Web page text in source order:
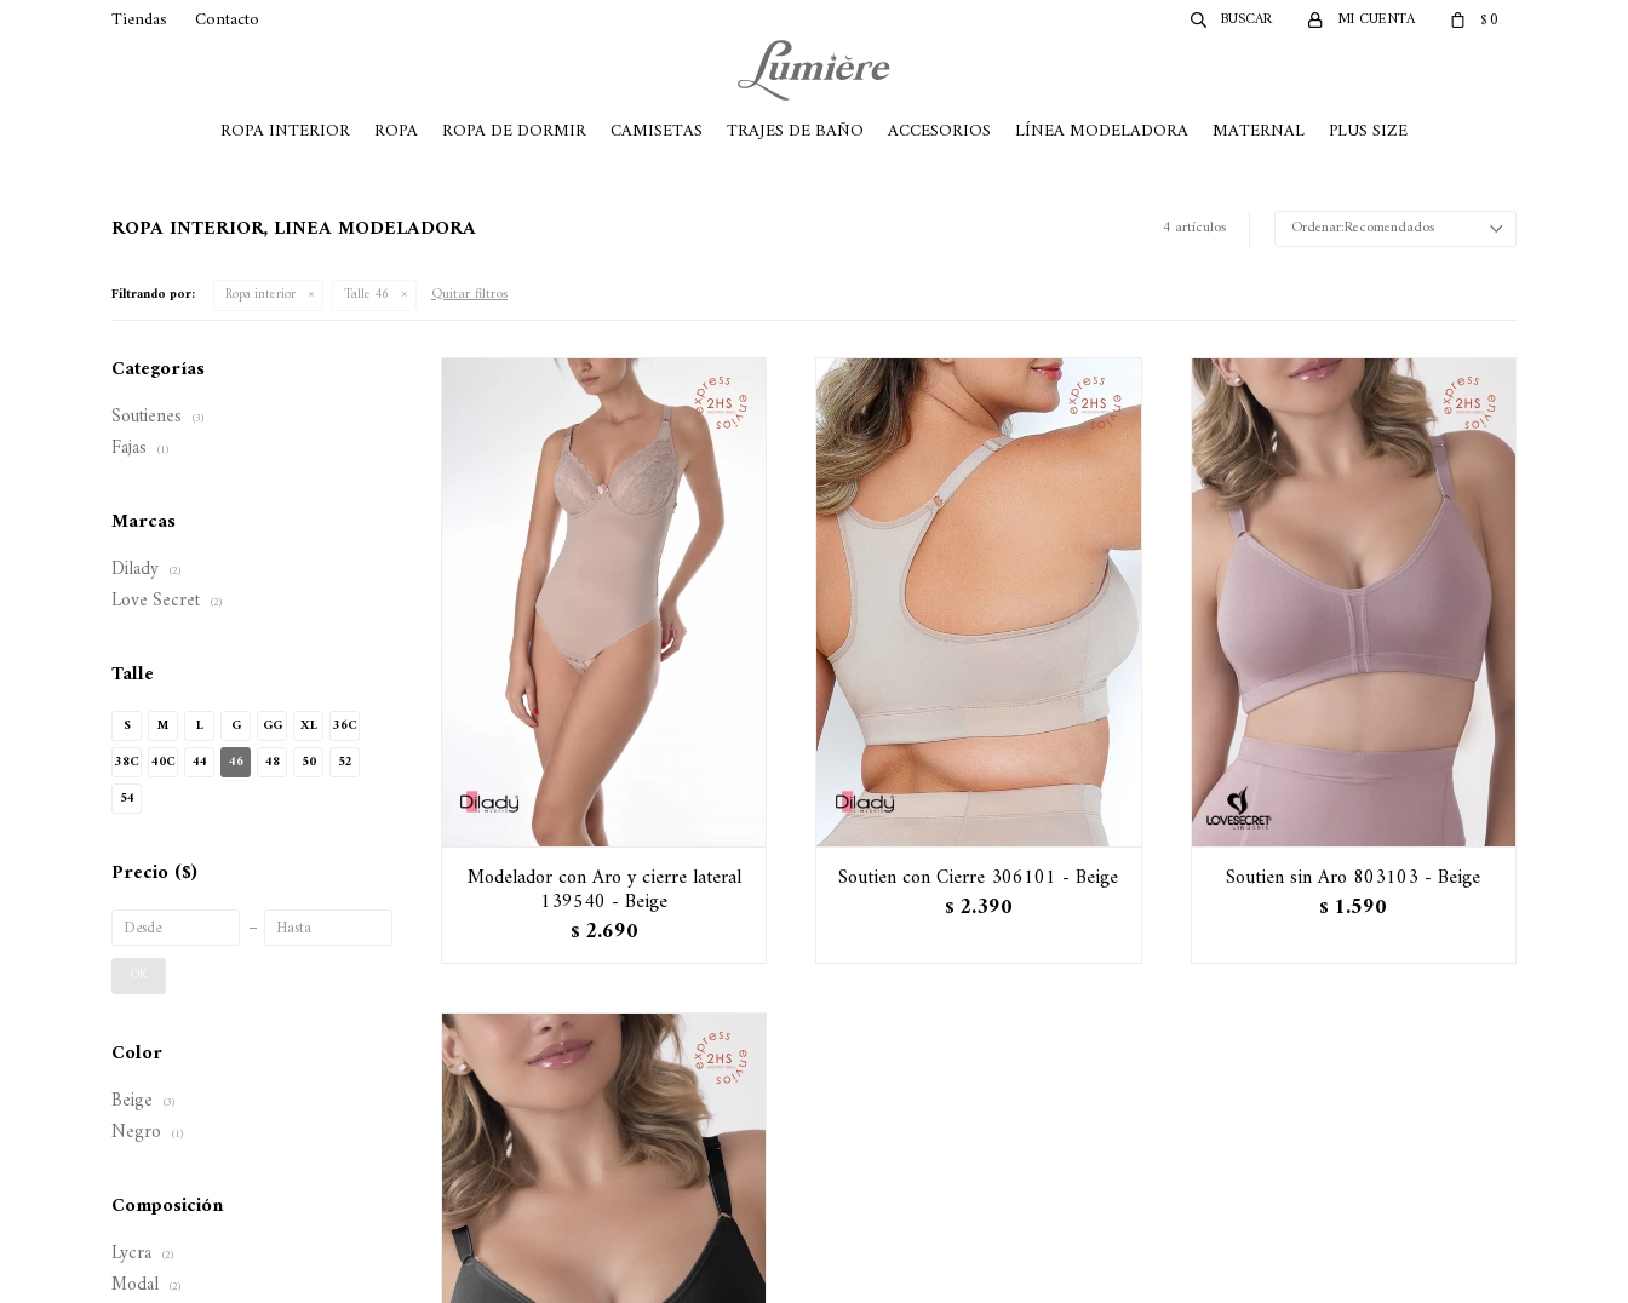
ROPA INTERIOR ROPA ROPA DE DORMIR CAMISETAS TRAJES DE BAÑO ACCESORIOS LÍNEA MODELADORA MATERNAL PLUS SIZE
$0
Tiendas Contacto
ROPA INTERIOR, LINEA MODELADORA 4 artículos Recomendados
Filtrando por: Ropa interior Talle 46 Quitar filtros
Modelador con Aro y cierre lateral
139540 - Beige
$ 2.690
Soutien con Cierre 306101 - Beige
$ 2.390
Soutien sin Aro 803103 - Beige
$ 1.590
Categorías
Soutienes (3)
Fajas (1)
Marcas
Dilady (2)
Love Secret (2)
Talle
S M L G GG XL
36C
38C 40C 44 46 48 50
52
54
Precio ($)
OK
Color
Beige (3)
Negro (1)
Composición
Lycra (2)
Modal (2)